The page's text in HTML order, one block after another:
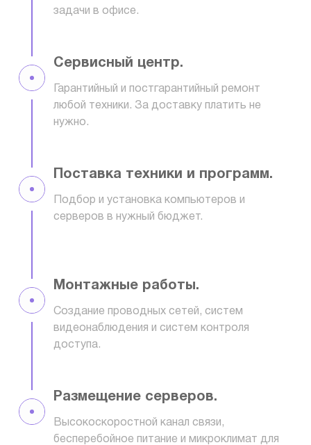
задачи в офисе.
Сервисный центр.
Гарантийный и постгарантийный ремонт
любой техники. За доставку платить не
нужно.
Поставка техники и программ.
Подбор и установка компьютеров и
серверов в нужный бюджет.
Монтажные работы.
Создание проводных сетей, систем
видеонаблюдения и систем контроля
доступа.
Размещение серверов.
Высокоскоростной канал связи,
бесперебойное питание и микроклимат для